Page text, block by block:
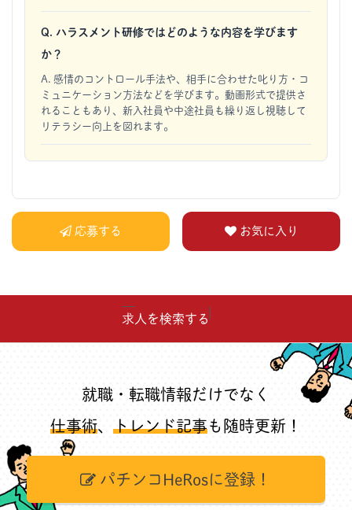
Q. ハラスメント研修ではどのような内容を学びます
か？
A. 感情のコントロール手法や、相手に合わせた叱り方・コ
ミュニケーション方法などを学びます。動画形式で提供さ
れることもあり、新入社員や中途社員も繰り返し視聴して
リテラシー向上を図れます。
応募する お気に入り
求人を検索する
就職・転職情報だけでなく
仕事術、 トレンド記事も随時更新！
パチンコHeRosに登録！